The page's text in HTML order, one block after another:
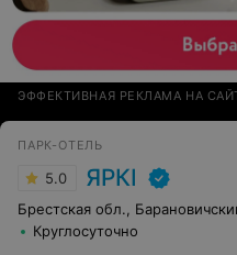
ЭФФЕКТИВНАЯ РЕКЛАМА НА
ПАРК-ОТЕЛЬ
5.0 ЯРКI
Брестская обл.,
Круглосуточно